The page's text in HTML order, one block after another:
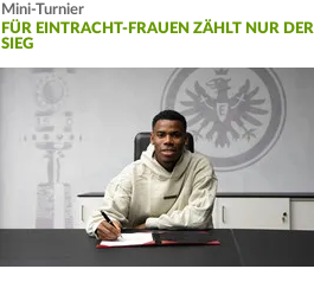
Mini-Turnier
FÜR EINTRACHT-FRAUEN ZÄHLT NUR DER
SIEG